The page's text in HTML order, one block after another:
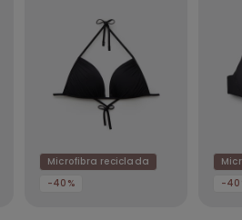
Microfibra reciclada
-40%
-